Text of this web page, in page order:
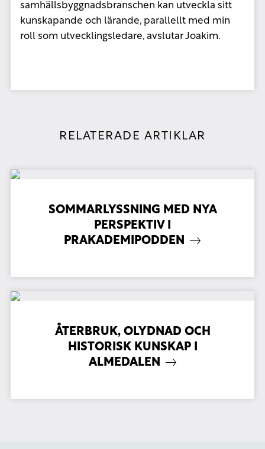
samhällsbyggnadsbranschen kan utveckla sitt
kunskapande och lärande, parallellt med min
roll som utvecklingsledare, avslutar Joakim.
RELATERADE ARTIKLAR
SOMMARLYSSNING MED NYA
PERSPEKTIV I
PRAKADEMIPODDEN
ÅTERBRUK, OLYDNAD OCH
HISTORISK KUNSKAP I
ALMEDALEN